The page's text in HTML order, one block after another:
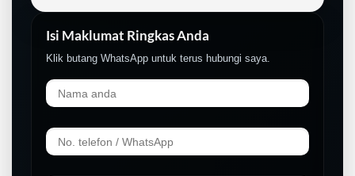
Isi Maklumat Ringkas Anda
Klik butang WhatsApp untuk terus hubungi saya.